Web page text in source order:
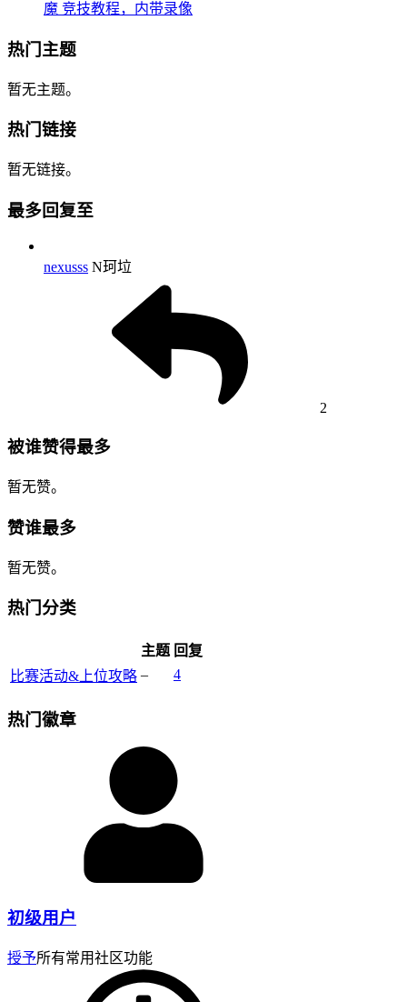
魔 竞技教程，内带录像
热门主题
暂无主题。
热门链接
暂无链接。
最多回复至
nexusss N珂垃
2
被谁赞得最多
暂无赞。
赞谁最多
暂无赞。
热门分类
主题 回复
比赛活动&上位攻略 – 4
热门徽章
初级用户
授予所有常用社区功能